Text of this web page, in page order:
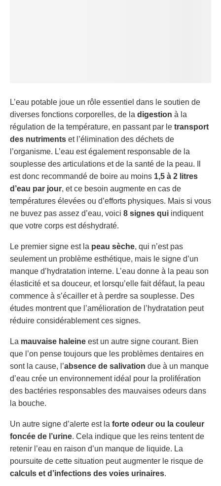
L’eau potable joue un rôle essentiel dans le soutien de
diverses fonctions corporelles, de la digestion à la
régulation de la température, en passant par le transport
des nutriments et l’élimination des déchets de
l’organisme. L’eau est également responsable de la
souplesse des articulations et de la santé de la peau. Il
est donc recommandé de boire au moins 1,5 à 2 litres
d’eau par jour, et ce besoin augmente en cas de
températures élevées ou d’efforts physiques. Mais si vous
ne buvez pas assez d’eau, voici 8 signes qui indiquent
que votre corps est déshydraté.
Le premier signe est la peau sèche, qui n’est pas
seulement un problème esthétique, mais le signe d’un
manque d’hydratation interne. L’eau donne à la peau son
élasticité et sa douceur, et lorsqu’elle fait défaut, la peau
commence à s’écailler et à perdre sa souplesse. Des
études montrent que l’amélioration de l’hydratation peut
réduire considérablement ces signes.
La mauvaise haleine est un autre signe courant. Bien
que l’on pense toujours que les problèmes dentaires en
sont la cause, l’absence de salivation due à un manque
d’eau crée un environnement idéal pour la prolifération
des bactéries responsables des mauvaises odeurs dans
la bouche.
Un autre signe d’alerte est la forte odeur ou la couleur
foncée de l’urine. Cela indique que les reins tentent de
retenir l’eau en raison d’un manque de liquide. La
poursuite de cette situation peut augmenter le risque de
calculs et d’infections des voies urinaires.